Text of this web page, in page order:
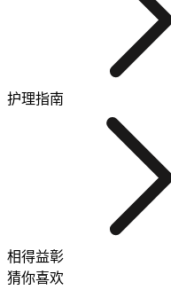
护理指南
相得益彰
猜你喜欢